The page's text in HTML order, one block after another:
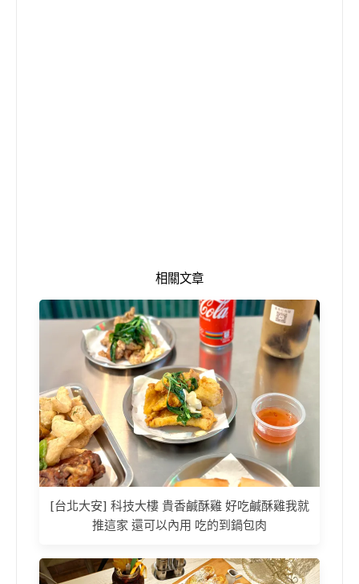
相關文章
[台北大安] 科技大樓 貴香鹹酥雞 好吃鹹酥雞我就
推這家 還可以內用 吃的到鍋包肉